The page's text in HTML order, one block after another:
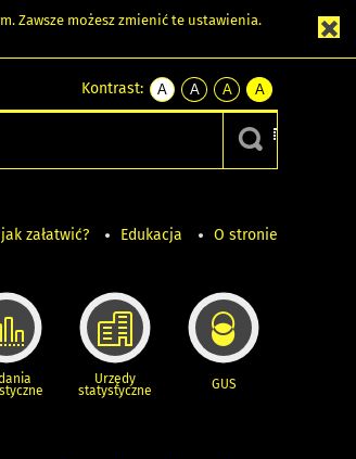
Zawsze możesz zmienić te ustawienia.
Kontrast:
A
kontrast
A
kontrast
czarnym
A
kontrast
żółty
tekst
czarnym
A
kontrast
czarny
tekst
żółtym
załatwić? Edukacja O stronie
Urzędy
statystyczne GUS